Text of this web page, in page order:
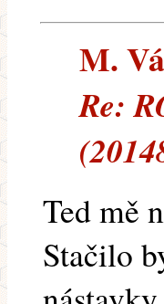
M.
Re:
Ted mě
Stačilo